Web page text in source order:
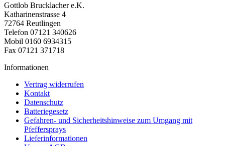
Gottlob Brucklacher e.K.
Katharinenstrasse 4
72764 Reutlingen
Telefon 07121 340626
Mobil 0160 6934315
Fax 07121 371718
Informationen
Vertrag widerrufen
Kontakt
Datenschutz
Batteriegesetz
Gefahren- und Sicherheitshinweise zum Umgang mit
Pfeffersprays
Lieferinformationen